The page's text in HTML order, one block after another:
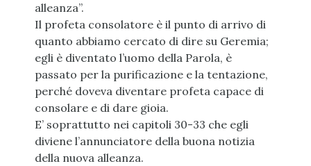
alleanza”.
Il profeta consolatore è il punto di arrivo di
quanto abbiamo cercato di dire su Geremia;
egli è diventato l’uomo della Parola, è
passato per la purificazione e la tentazione,
perché doveva diventare profeta capace di
consolare e di dare gioia.
E’ soprattutto nei capitoli 30-33 che egli
diviene l’annunciatore della buona notizia
della nuova alleanza.